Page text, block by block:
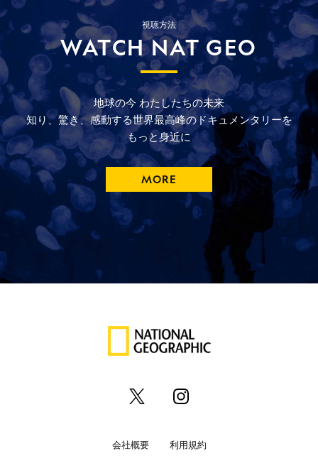
視聴方法
WATCH NAT GEO
地球の今 わたしたちの未来
知り、驚き、感動する世界最高峰のドキュメンタリーを
もっと身近に
MORE
会社概要 利用規約